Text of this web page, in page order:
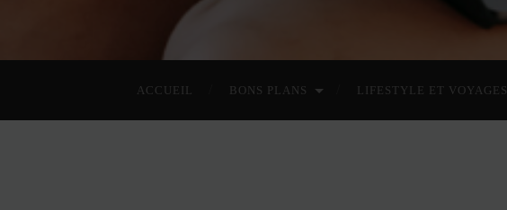
ACCUEIL BONS PLANS LIFESTYLE ET VOYAGES